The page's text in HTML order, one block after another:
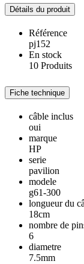
Détails du produit
Référence
pj152
En stock
10 Produits
Fiche technique
câble inclus
oui
marque
HP
serie
pavilion
modele
g61-300
longueur du
18cm
nombre de
6
diametre
7.5mm